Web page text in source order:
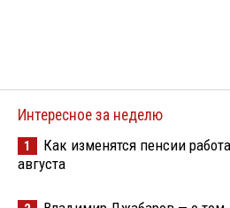
Интересное за неделю
1
Как изменятся пенсии
августа